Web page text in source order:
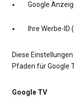
Google
Ihre Werbe-
Diese
Pfaden für Google
Google TV